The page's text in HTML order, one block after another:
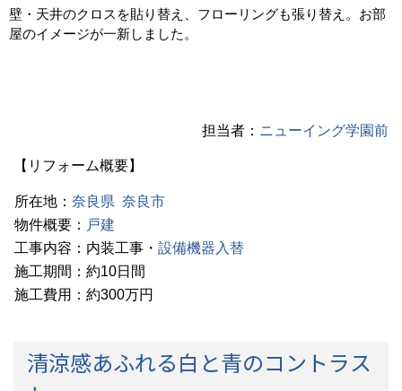
壁・天井のクロスを貼り替え、フローリングも張り替え。お部
屋のイメージが一新しました。
担当者： ニューイング学園前
【リフォーム概要】
所在地： 奈良県 奈良市
物件概要： 戸建
工事内容：内装工事・ 設備機器入替
施工期間：約10日間
施工費用：約300万円
清涼感あふれる白と青のコントラス